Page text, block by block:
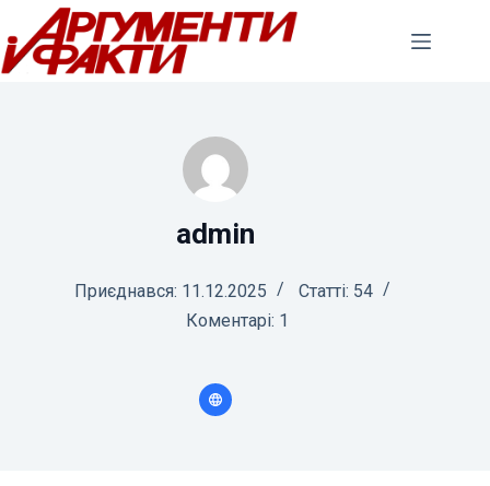
Перейти
до
вмісту
admin
Приєднався: 11.12.2025
Статті: 54
Коментарі: 1